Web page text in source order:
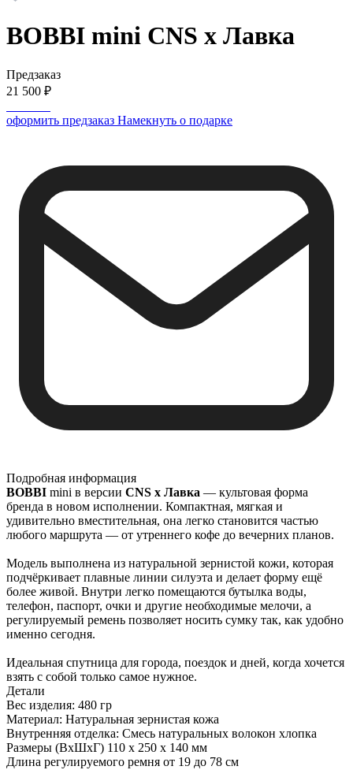
BOBBI mini CNS х Лавка
Предзаказ
21 500 ₽
оформить предзаказ Намекнуть о подарке
Подробная информация
BOBBI mini в версии CNS x Лавка — культовая форма
бренда в новом исполнении. Компактная, мягкая и
удивительно вместительная, она легко становится частью
любого маршрута — от утреннего кофе до вечерних планов.
Модель выполнена из натуральной зернистой кожи, которая
подчёркивает плавные линии силуэта и делает форму ещё
более живой. Внутри легко помещаются бутылка воды,
телефон, паспорт, очки и другие необходимые мелочи, а
регулируемый ремень позволяет носить сумку так, как удобно
именно сегодня.
Идеальная спутница для города, поездок и дней, когда хочется
взять с собой только самое нужное.
Детали
Вес изделия: 480 гр
Материал: Натуральная зернистая кожа
Внутренняя отделка: Смесь натуральных волокон хлопка
Размеры (ВхШхГ) 110 х 250 х 140 мм
Длина регулируемого ремня от 19 до 78 см